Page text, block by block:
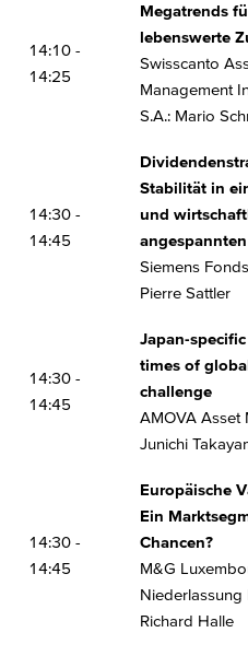
14:10 -
14:25
Megatrends
lebenswerte
Swisscanto
Management
S.A.: Mario
14:30 -
14:45
Stabilität in
und
Siemens
Pierre Sattler
14:30 -
14:45
Japan-
times of
challenge
AMOVA Asset
Junichi
14:30 -
14:45
Europäische
Ein
Chancen?
M&G
Niederlassung
Richard Halle